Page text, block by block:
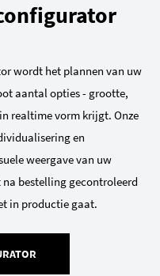
wordt het plannen van uw
aantal opties - grootte,
realtime vorm krijgt. Onze
en
weergave van uw
bestelling gecontroleerd
in productie gaat.